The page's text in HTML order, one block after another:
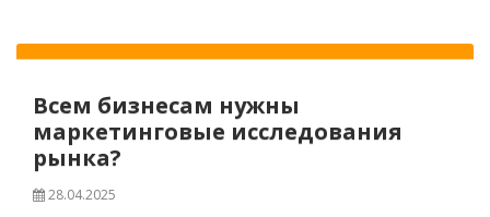
Всем бизнесам нужны
маркетинговые исследования
рынка?
28.04.2025